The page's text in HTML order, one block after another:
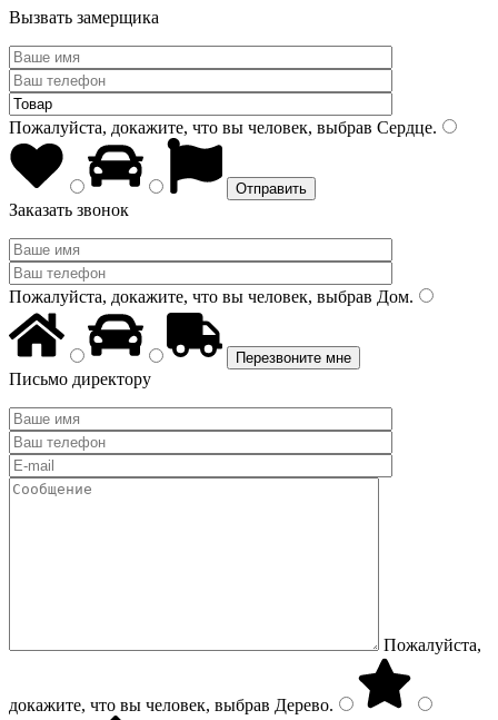
Вызвать замерщика
Пожалуйста, докажите, что вы человек, выбрав Сердце.
Заказать звонок
Пожалуйста, докажите, что вы человек, выбрав Дом.
Письмо директору
Пожалуйста,
докажите, что вы человек, выбрав Дерево.